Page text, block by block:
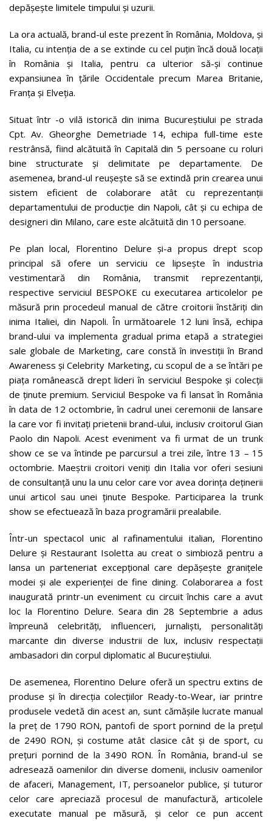
depășește limitele timpului și uzurii.
La ora actuală, brand-ul este prezent în România, Moldova, și
Italia, cu intenția de a se extinde cu cel puțin încă două locații
în România și Italia, pentru ca ulterior să-și continue
expansiunea în țările Occidentale precum Marea Britanie,
Franța și Elveția.
Situat într -o vilă istorică din inima Bucureștiului pe strada
Cpt. Av. Gheorghe Demetriade 14, echipa full-time este
restrânsă, fiind alcătuită în Capitală din 5 persoane cu roluri
bine structurate și delimitate pe departamente. De
asemenea, brand-ul reușește să se extindă prin crearea unui
sistem eficient de colaborare atât cu reprezentanții
departamentului de producție din Napoli, cât și cu echipa de
designeri din Milano, care este alcătuită din 10 persoane.
Pe plan local, Florentino Delure și-a propus drept scop
principal să ofere un serviciu ce lipsește în industria
vestimentară din România, transmit reprezentanții,
respective serviciul BESPOKE cu executarea articolelor pe
măsură prin procedeul manual de către croitorii înstăriți din
inima Italiei, din Napoli. În următoarele 12 luni însă, echipa
brand-ului va implementa gradual prima etapă a strategiei
sale globale de Marketing, care constă în investiții în Brand
Awareness și Celebrity Marketing, cu scopul de a se întări pe
piața românească drept lideri în serviciul Bespoke și colecții
de ținute premium. Serviciul Bespoke va fi lansat în România
în data de 12 octombrie, în cadrul unei ceremonii de lansare
la care vor fi invitați prietenii brand-ului, inclusiv croitorul Gian
Paolo din Napoli. Acest eveniment va fi urmat de un trunk
show ce se va întinde pe parcursul a trei zile, între 13 – 15
octombrie. Maeștrii croitori veniți din Italia vor oferi sesiuni
de consultanță unu la unu celor care vor avea dorința deținerii
unui articol sau unei ținute Bespoke. Participarea la trunk
show se efectuează în baza programării prealabile.
Într-un spectacol unic al rafinamentului italian, Florentino
Delure și Restaurant Isoletta au creat o simbioză pentru a
lansa un parteneriat excepțional care depășește granițele
modei și ale experienței de fine dining. Colaborarea a fost
inaugurată printr-un eveniment cu circuit închis care a avut
loc la Florentino Delure. Seara din 28 Septembrie a adus
împreună celebrități, influenceri, jurnaliști, personalități
marcante din diverse industrii de lux, inclusiv respectații
ambasadori din corpul diplomatic al Bucureștiului.
De asemenea, Florentino Delure oferă un spectru extins de
produse și în direcția colecțiilor Ready-to-Wear, iar printre
produsele vedetă din acest an, sunt cămășile lucrate manual
la preț de 1790 RON, pantofi de sport pornind de la prețul
de 2490 RON, și costume atât clasice cât și de sport, cu
prețuri pornind de la 3490 RON. În România, brand-ul se
adresează oamenilor din diverse domenii, inclusiv oamenilor
de afaceri, Management, IT, persoanelor publice, și tuturor
celor care apreciază procesul de manufactură, articolele
executate manual pe măsură, și celor ce pun accent